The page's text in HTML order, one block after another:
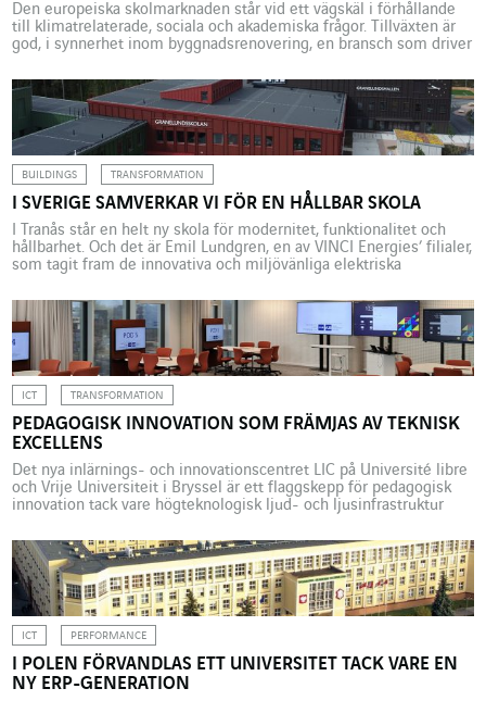
Den europeiska skolmarknaden står vid ett vägskäl i förhållande
till klimatrelaterade, sociala och akademiska frågor. Tillväxten är
god, i synnerhet inom byggnadsrenovering, en bransch som driver
hävstängerna som kan påskynda utvecklingen är också tydliga.
VINCI Energies Building Solutions främjar ett integrerat
tillvägagångssätt i en anda av globala […]
BUILDINGS TRANSFORMATION
I SVERIGE SAMVERKAR VI FÖR EN HÅLLBAR SKOLA
I Tranås står en helt ny skola för modernitet, funktionalitet och
hållbarhet. Och det är Emil Lundgren, en av VINCI Energies’ filialer,
som tagit fram de innovativa och miljövänliga elektriska
2025, fick eleverna i Tranås upptäcka en helt ny skola:
Granelundsskolan i kvarteret Norraby. Projektet byggde på ett […]
ICT TRANSFORMATION
PEDAGOGISK INNOVATION SOM FRÄMJAS AV TEKNISK
EXCELLENS
Det nya inlärnings- och innovationscentret LIC på Université libre
och Vrije Universiteit i Bryssel är ett flaggskepp för pedagogisk
innovation tack vare högteknologisk ljud- och ljusinfrastruktur
(ULB) och Vrije Universiteit (VUB), erbjuder det nya inlärnings-och
innovationscentret LIC sedan invigningen den 14 maj 2025, en […]
ICT PERFORMANCE
I POLEN FÖRVANDLAS ETT UNIVERSITET TACK VARE EN
NY ERP-GENERATION